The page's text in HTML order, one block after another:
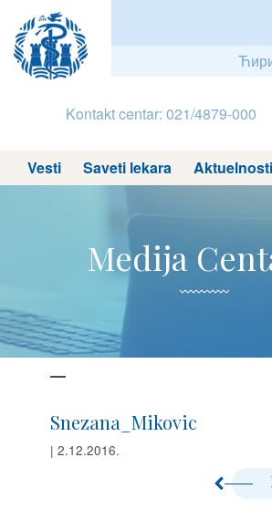
Kontakt centar: 021/4879-000
Vesti Saveti lekara Aktuelnosti
Medija
Snezana_Mikovic
| 2.12.2016.